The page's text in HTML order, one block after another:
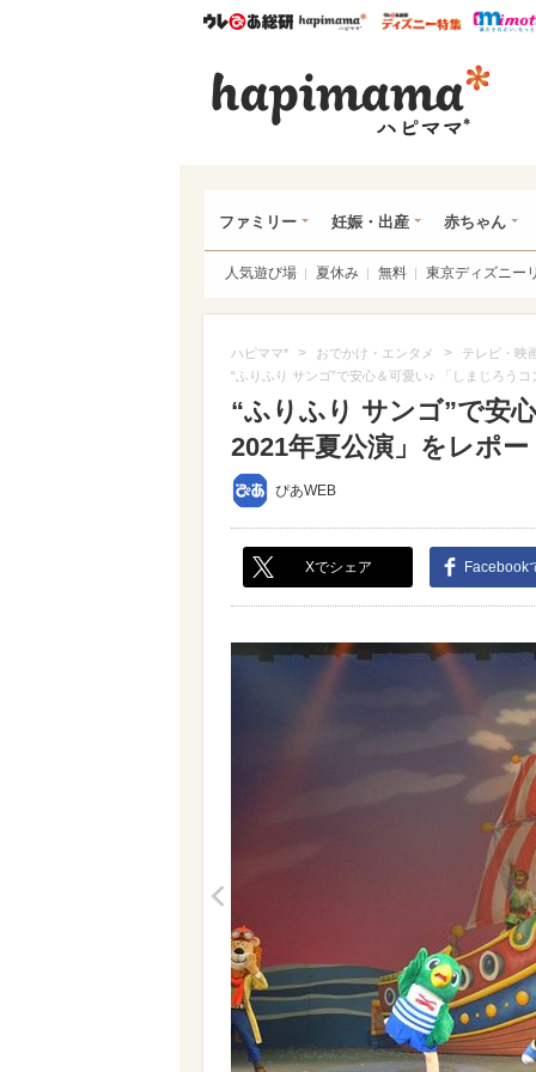
ウレぴあ総研ハピママ*
ウレぴ
ファミリー 妊娠・出産 赤ちゃん
人気遊び場 夏休み 無料 東京ディズニー
ハピママ* > おでかけ・エンタメ >
テレビ・映
“ふりふり サンゴ”で安心＆可愛い♪ 「しまじろう
“ふりふり サンゴ”で安
2021年夏公演」をレポ
ぴあWEB
Xでシェア Facebook